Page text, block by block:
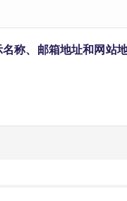
称、邮箱地址和网站